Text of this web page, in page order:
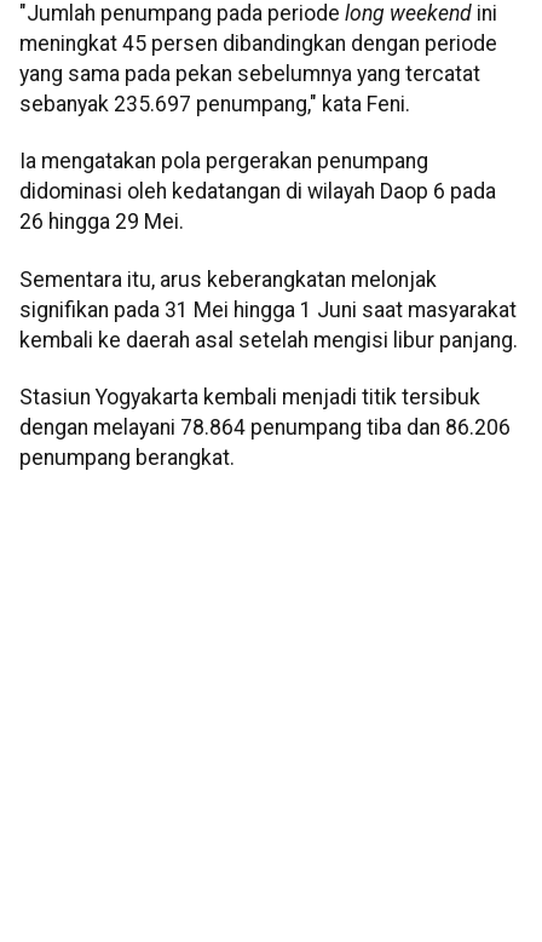
"Jumlah penumpang pada periode long weekend ini
meningkat 45 persen dibandingkan dengan periode
yang sama pada pekan sebelumnya yang tercatat
sebanyak 235.697 penumpang," kata Feni.
Ia mengatakan pola pergerakan penumpang
didominasi oleh kedatangan di wilayah Daop 6 pada
26 hingga 29 Mei.
Sementara itu, arus keberangkatan melonjak
signifikan pada 31 Mei hingga 1 Juni saat masyarakat
kembali ke daerah asal setelah mengisi libur panjang.
Stasiun Yogyakarta kembali menjadi titik tersibuk
dengan melayani 78.864 penumpang tiba dan 86.206
penumpang berangkat.